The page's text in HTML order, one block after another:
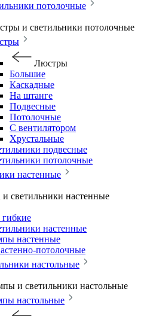
потолочные
и светильники потолочные
Люстры
Большие
Каскадные
На штанге
Подвесные
Потолочные
С вентилятором
Хрустальные
подвесные
потолочные
настенные
и светильники настенные
гибкие
настенные
настенные
потолочные
настольные
и светильники настольные
настольные